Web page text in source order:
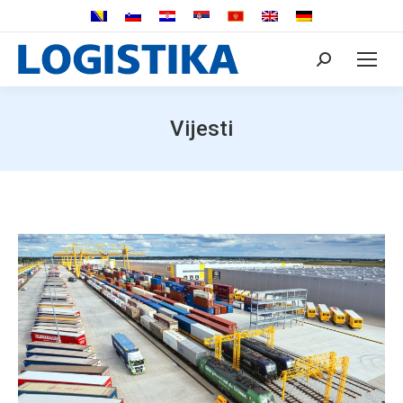
Search:
Vijesti